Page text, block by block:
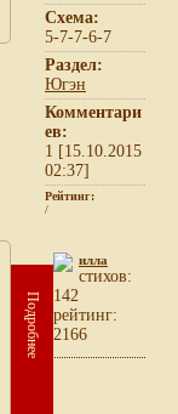
Схема:
5-7-7-6-7
Раздел:
Югэн
Комментари
ев:
1 [15.10.2015
02:37]
Рейтинг:
/
Подробнее
илла
cтихов:
142
рейтинг:
2166